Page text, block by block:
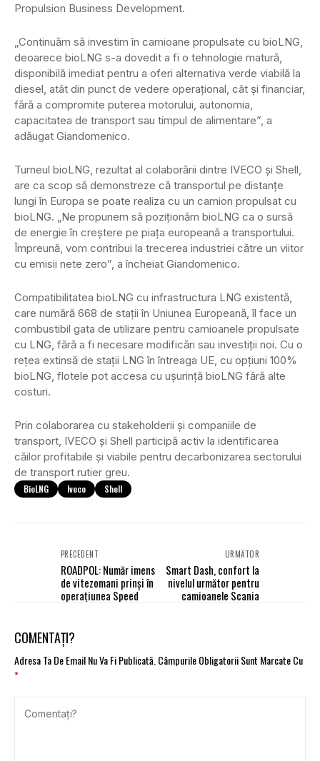
Propulsion Business Development.
„Continuăm să investim în camioane propulsate cu bioLNG,
deoarece bioLNG s-a dovedit a fi o tehnologie matură,
disponibilă imediat pentru a oferi alternativa verde viabilă la
diesel, atât din punct de vedere operațional, cât și financiar,
fără a compromite puterea motorului, autonomia,
capacitatea de transport sau timpul de alimentare”, a
adăugat Giandomenico.
Turneul bioLNG, rezultat al colaborării dintre IVECO și Shell,
are ca scop să demonstreze că transportul pe distanțe
lungi în Europa se poate realiza cu un camion propulsat cu
bioLNG. „Ne propunem să poziționăm bioLNG ca o sursă
de energie în creștere pe piața europeană a transportului.
Împreună, vom contribui la trecerea industriei către un viitor
cu emisii nete zero”, a încheiat Giandomenico.
Compatibilitatea bioLNG cu infrastructura LNG existentă,
care numără 668 de stații în Uniunea Europeană, îl face un
combustibil gata de utilizare pentru camioanele propulsate
cu LNG, fără a fi necesare modificări sau investiții noi. Cu o
rețea extinsă de stații LNG în întreaga UE, cu opțiuni 100%
bioLNG, flotele pot accesa cu ușurință bioLNG fără alte
costuri.
Prin colaborarea cu stakeholderii și companiile de
transport, IVECO și Shell participă activ la identificarea
căilor profitabile și viabile pentru decarbonizarea sectorului
de transport rutier greu.
BioLNG Iveco Shell
PRECEDENT
ROADPOL: Număr imens
de vitezomani prinși în
operațiunea Speed
URMĂTOR
Smart Dash, confort la
nivelul următor pentru
camioanele Scania
COMENTAȚI?
Adresa Ta De Email Nu Va Fi Publicată. Câmpurile Obligatorii Sunt Marcate Cu
*